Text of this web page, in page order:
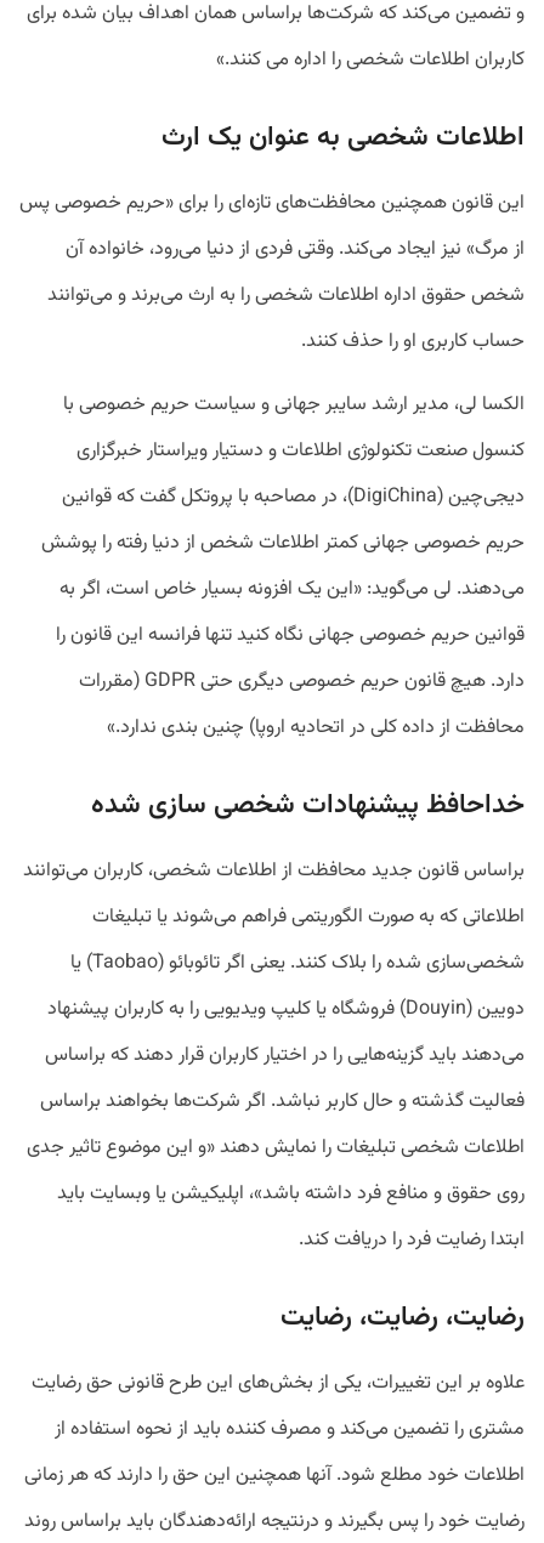
و تضمین می‌کند که شرکت‌ها براساس همان اهداف بیان شده برای
کاربران اطلاعات شخصی را اداره می کنند.»
اطلاعات شخصی به عنوان یک ارث
این قانون همچنین محافظت‌های تازه‌ای را برای «حریم خصوصی پس
از مرگ» نیز ایجاد می‌کند. وقتی فردی از دنیا می‌رود، خانواده آن
شخص حقوق اداره اطلاعات شخصی را به ارث می‌برند و می‌توانند
حساب کاربری او را حذف کنند.
الکسا لی، مدیر ارشد سایبر جهانی و سیاست حریم خصوصی با
کنسول صنعت تکنولوژی اطلاعات و دستیار ویراستار خبرگزاری
دیجی‌چین (DigiChina)، در مصاحبه با پروتکل گفت که قوانین
حریم خصوصی جهانی کمتر اطلاعات شخص از دنیا رفته را پوشش
می‌دهند. لی می‌گوید: «این یک افزونه بسیار خاص است، اگر به
قوانین حریم خصوصی جهانی نگاه کنید تنها فرانسه این قانون را
دارد. هیچ قانون حریم خصوصی دیگری حتی GDPR (مقررات
محافظت از داده کلی در اتحادیه اروپا) چنین بندی ندارد.»
خداحافظ پیشنهادات شخصی سازی شده
براساس قانون جدید محافظت از اطلاعات شخصی، کاربران می‌توانند
اطلاعاتی که به صورت الگوریتمی فراهم می‌شوند یا تبلیغات
شخصی‌سازی شده را بلاک کنند. یعنی اگر تائوبائو (Taobao) یا
دویین (Douyin) فروشگاه یا کلیپ ویدیویی را به کاربران پیشنهاد
می‌دهند باید گزینه‌هایی را در اختیار کاربران قرار دهند که براساس
فعالیت گذشته و حال کاربر نباشد. اگر شرکت‌ها بخواهند براساس
اطلاعات شخصی تبلیغات را نمایش دهند «و این موضوع تاثیر جدی
روی حقوق و منافع فرد داشته باشد»، اپلیکیشن یا وبسایت باید
ابتدا رضایت فرد را دریافت کند.
رضایت، رضایت، رضایت
علاوه بر این تغییرات، یکی از بخش‌های این طرح قانونی حق رضایت
مشتری را تضمین می‌کند و مصرف کننده باید از نحوه استفاده از
اطلاعات خود مطلع شود. آنها همچنین این حق را دارند که هر زمانی
رضایت خود را پس بگیرند و درنتیجه ارائه‌دهندگان باید براساس روند